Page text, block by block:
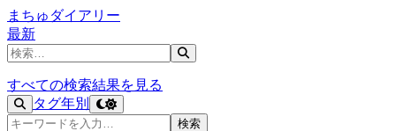
まちゅダイアリー
最新
記事を検索
すべての検索結果を見る
タグ年別
記事を検索
検索